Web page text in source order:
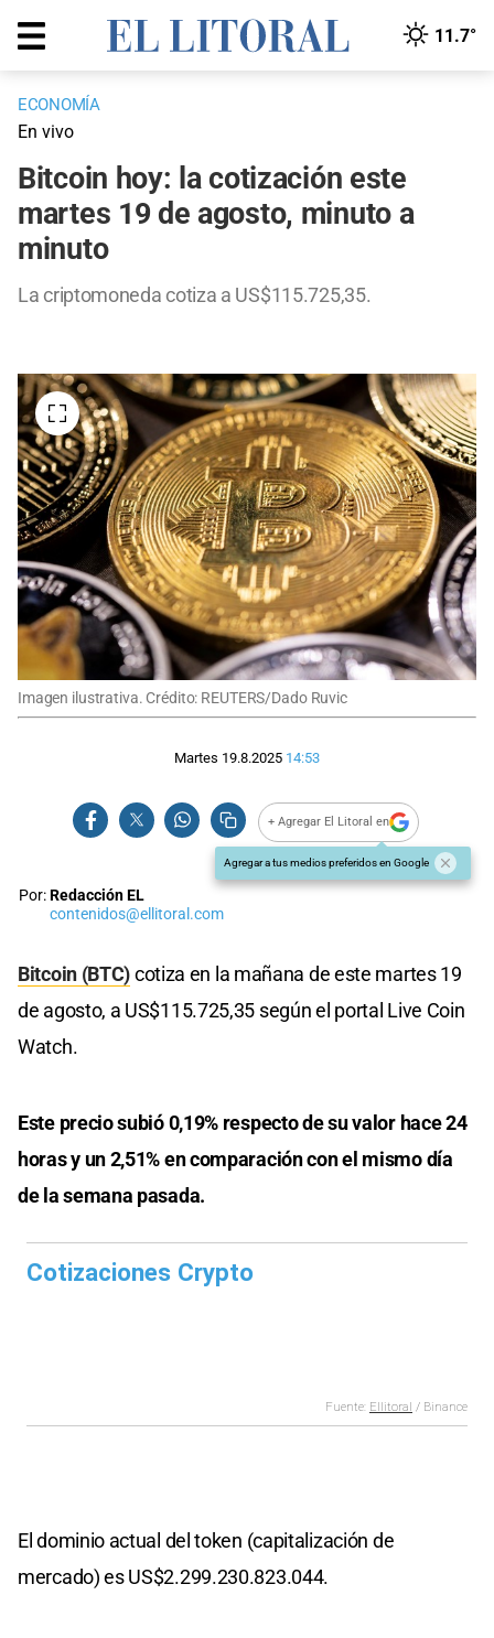
11.7°
ECONOMÍA
En vivo
Bitcoin hoy: la cotización este
martes 19 de agosto, minuto a
minuto
La criptomoneda cotiza a US$115.725,35.
Imagen ilustrativa. Crédito: REUTERS/Dado Ruvic
Martes 19.8.2025 14:53
+ Agregar El Litoral en
Agregar a tus medios preferidos en Google
Por:Redacción EL
contenidos@ellitoral.com
Bitcoin (BTC)cotiza en la mañana de este martes 19
de agosto, a US$115.725,35 según el portal Live Coin
Watch.
Este precio subió 0,19% respecto de su valor hace 24
horas y un 2,51% en comparación con el mismo día
de la semana pasada.
El dominio actual del token (capitalización de
mercado) es US$2.299.230.823.044.